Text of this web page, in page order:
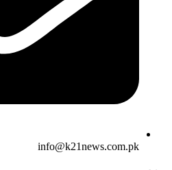
info@k21news.com.pk